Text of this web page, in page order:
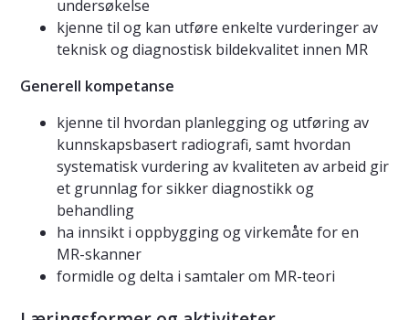
undersøkelse
kjenne til og kan utføre enkelte vurderinger av
teknisk og diagnostisk bildekvalitet innen MR
Generell kompetanse
kjenne til hvordan planlegging og utføring av
kunnskapsbasert radiografi, samt hvordan
systematisk vurdering av kvaliteten av arbeid gir
et grunnlag for sikker diagnostikk og
behandling
ha innsikt i oppbygging og virkemåte for en
MR-skanner
formidle og delta i samtaler om MR-teori